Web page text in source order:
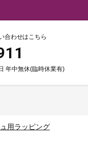
合わせはこちら
年中無休(臨時休業有)
用ラッピング